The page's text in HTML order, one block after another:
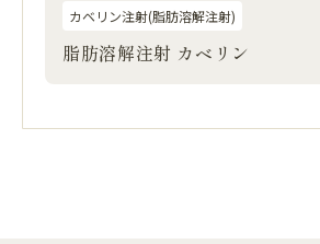
カベリン注射(脂肪溶解注射)
脂肪溶解注射 カベリン